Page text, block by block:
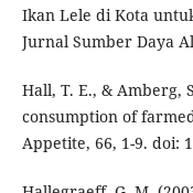
Ikan Lele di Kota
Jurnal Sumber Daya
Hall, T. E., & Amberg,
consumption of
Appetite, 66, 1-9. doi: